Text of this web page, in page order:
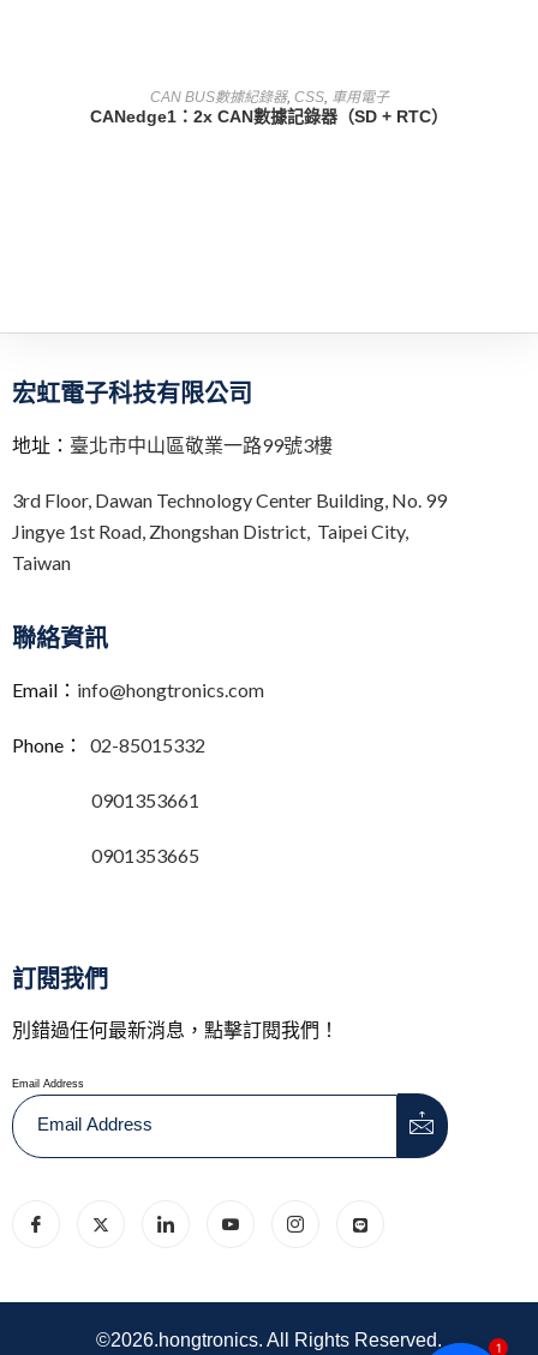
查看內容
CAN BUS數據紀錄器, CSS, 車用電子
CANedge1：2x CAN數據記錄器（SD + RTC）
宏虹電子科技有限公司
地址： 臺北市中山區敬業一路99號3樓
3rd Floor, Dawan Technology Center Building, No. 99
Jingye 1st Road, Zhongshan District, Taipei City,
Taiwan
聯絡資訊
Email： info@hongtronics.com
Phone： 02-85015332
0901353661
0901353665
訂閱我們
別錯過任何最新消息，點擊訂閱我們！
Email Address
©2026.hongtronics. All Rights Reserved. 1